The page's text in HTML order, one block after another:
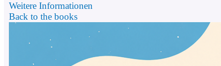
Weitere Informationen
Back to the books